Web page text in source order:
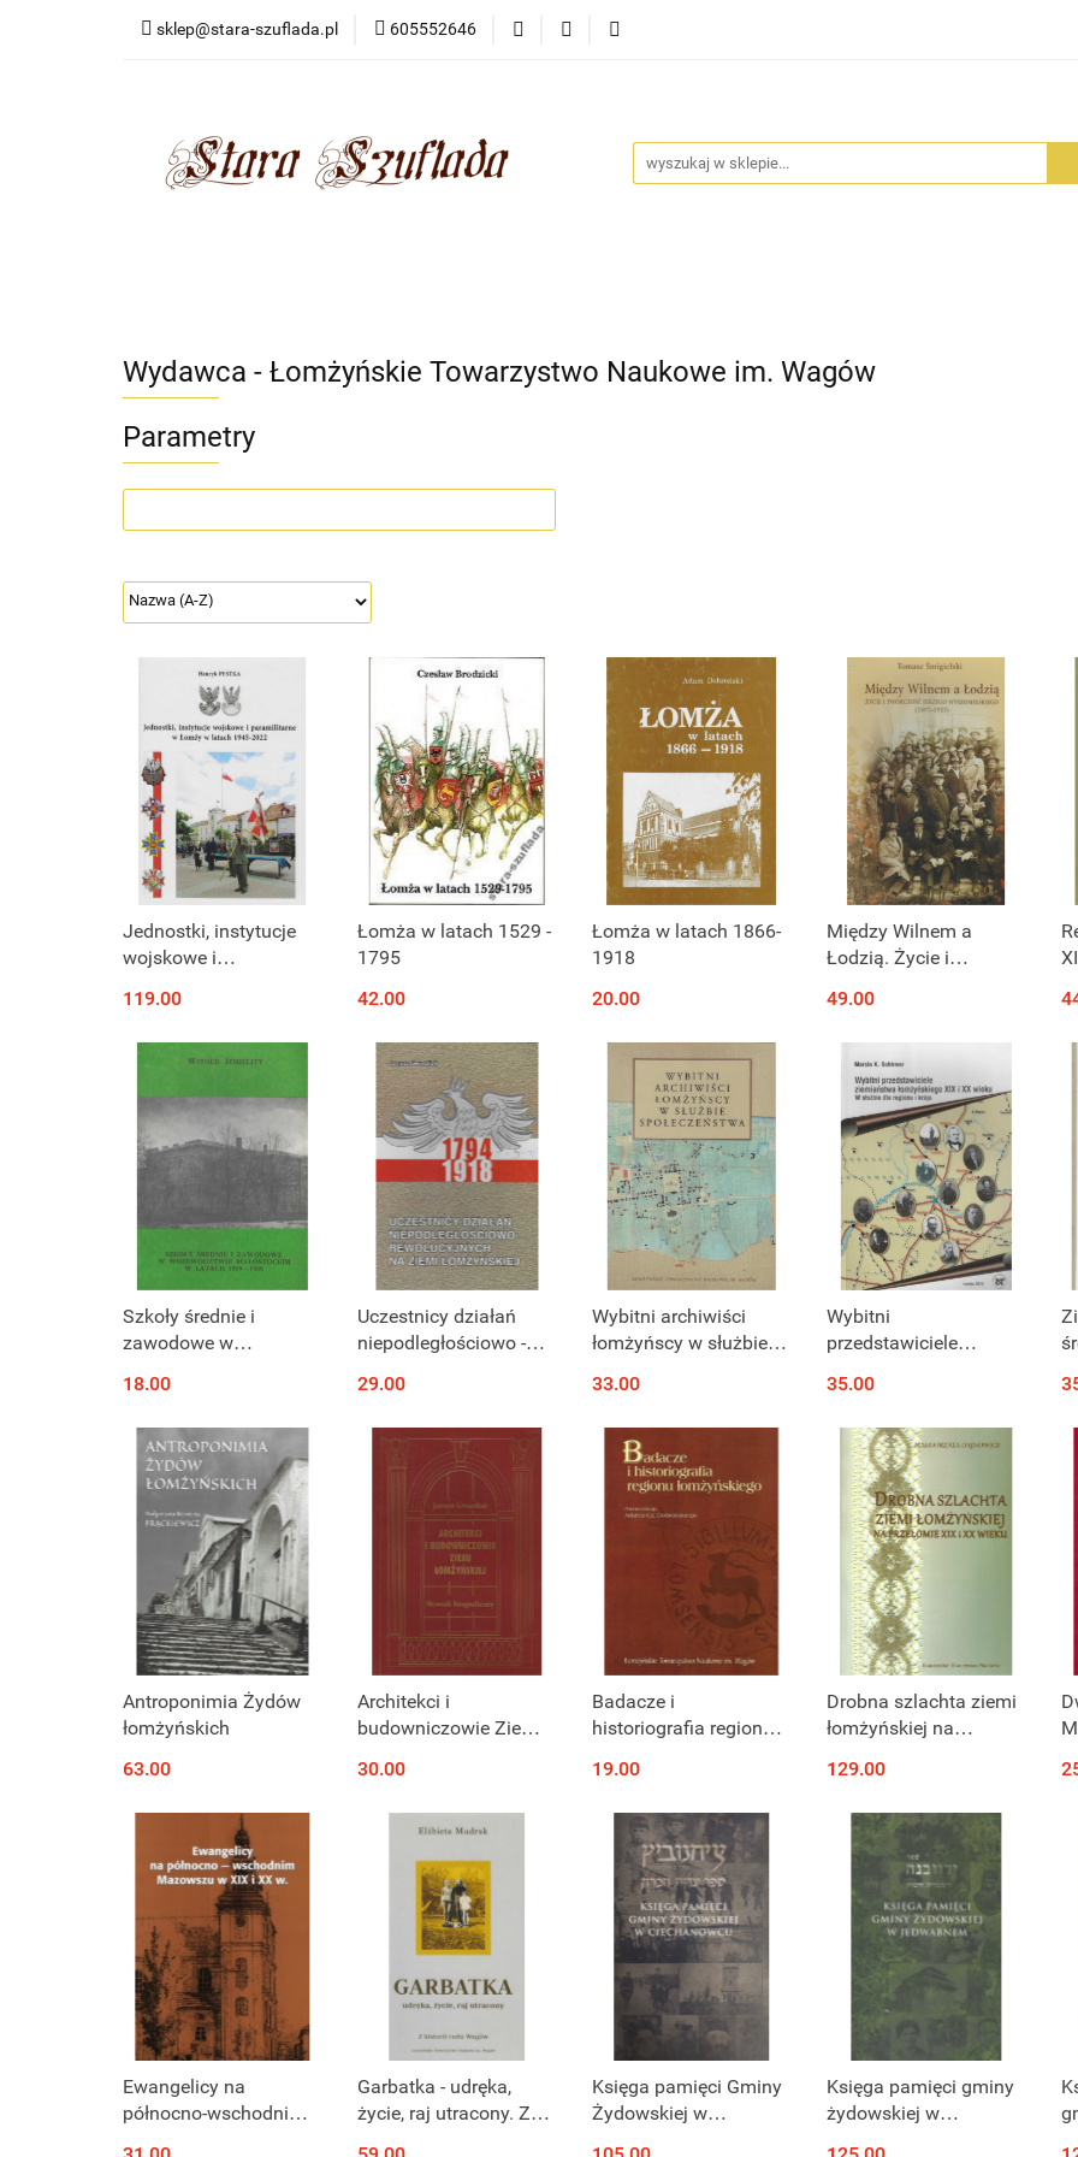
sklep@stara-szuflada.pl 605552646
NOWOŚCI STARA SZUFLADA
Wydawca - Łomżyńskie Towarzystwo Naukowe im. Wagów
Parametry
Jednostki, instytucje
wojskowe i
w latach 1945-2022
119.00
Łomża w latach 1529 -
1795
42.00
Łomża w latach 1866-
1918
20.00
Między Wilnem a
Łodzią. Życie i
Wyszomirskiego (1897-
1955)
49.00
Szkoły średnie i
zawodowe w
białostockim w latach
1919-1939
18.00
Uczestnicy działań
niepodległościowo -
łomżyńskiej 1794-1918
29.00
Wybitni archiwiści
łomżyńscy w służbie
33.00
Wybitni
przedstawiciele
łomżyńskiego w XIX i
XX wieku
35.00
Produkt niedostępny
Antroponimia Żydów
łomżyńskich
63.00
Produkt niedostępny
Architekci i
budowniczowie Ziemi
biogaficzny
30.00
Produkt niedostępny
Badacze i
historiografia regionu
19.00
Produkt niedostępny
Drobna szlachta ziemi
łomżyńskiej na
wieku
129.00
Produkt niedostępny
Ewangelicy na
północno-wschodnim
Produkt niedostępny
Garbatka - udręka,
życie, raj utracony. Z
Produkt niedostępny
Księga pamięci Gminy
Żydowskiej w
Produkt niedostępny
Księga pamięci gminy
żydowskiej w